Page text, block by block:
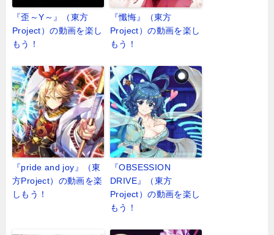
『歪～Y～』（東方
Project）の動画を楽し
もう！
『懺悔』（東方
Project）の動画を楽し
もう！
『pride and joy』（東
方Project）の動画を楽
しもう！
『OBSESSION
DRIVE』（東方
Project）の動画を楽し
もう！